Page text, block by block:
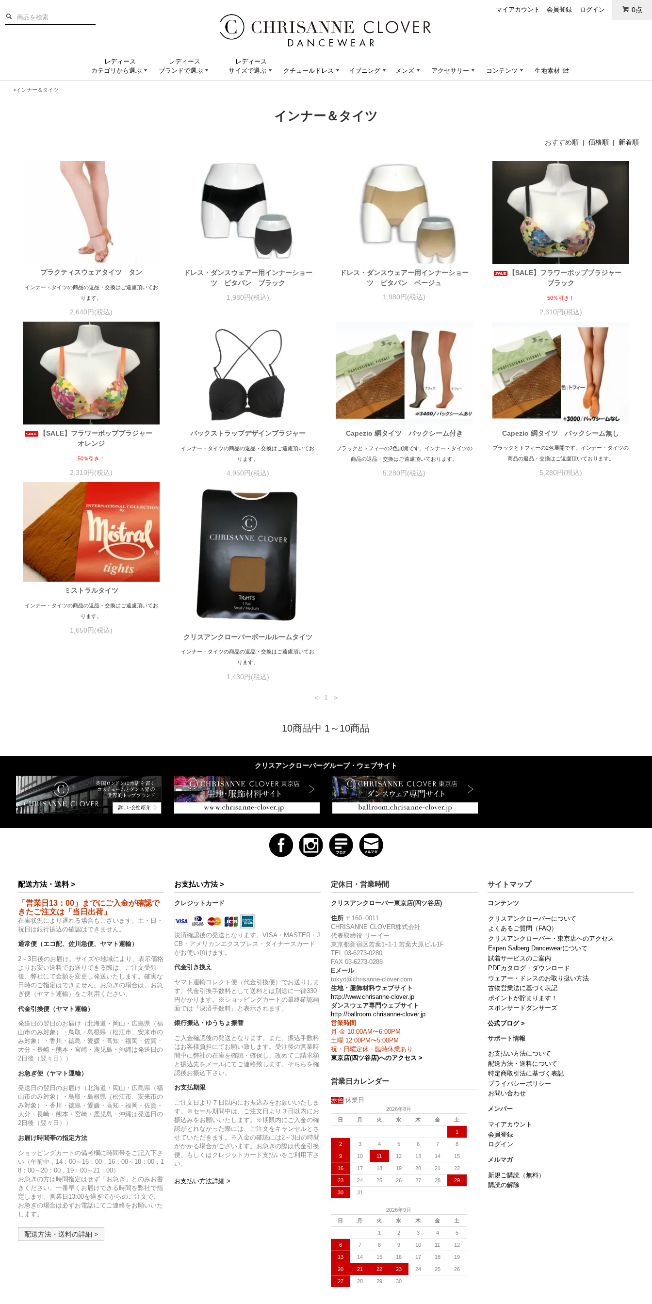
マイアカウント 会員登録 ログイン 0点
レディース
カテゴリから選ぶ
レディース
ブランドで選ぶ
レディース
サイズで選ぶ
クチュールドレス イブニング メンズ アクセサリー コンテンツ 生地素材
>インナー＆タイツ
インナー＆タイツ
おすすめ順 |価格順 | 新着順
プラクティスウェアタイツ タン
インナー・タイツの商品の返品・交換はご遠慮頂いてお
ります。
2,640円(税込)
ドレス・ダンスウェアー用インナーショー
ツ ピタパン ブラック
1,980円(税込)
ドレス・ダンスウェアー用インナーショー
ツ ピタパン ベージュ
1,980円(税込)
【SALE】フラワーポップブラジャー
ブラック
50％引き！
2,310円(税込)
【SALE】フラワーポップブラジャー
オレンジ
50％引き！
2,310円(税込)
バックストラップデザインブラジャー
インナー・タイツの商品の返品・交換はご遠慮頂いてお
ります。
4,950円(税込)
Capezio 網タイツ バックシーム付き
ブラックとトフィーの2色展開です。インナー・タイツの
商品の返品・交換はご遠慮頂いております。
5,280円(税込)
Capezio 網タイツ バックシーム無し
ブラックとトフィーの2色展開です。インナー・タイツの
商品の返品・交換はご遠慮頂いております。
5,280円(税込)
ミストラルタイツ
インナー・タイツの商品の返品・交換はご遠慮頂いてお
ります。
1,650円(税込)
クリスアンクローバーボールルームタイツ
インナー・タイツの商品の返品・交換はご遠慮頂いてお
ります。
1,430円(税込)
< 1 >
10商品中 1～10商品
クリスアンクローバーグループ・ウェブサイト
配送方法・送料 >
「営業日13：00」までにご入金が確認で
きたご注文は「当日出荷」
在庫状況により遅れる場合もございます。土・日・
祝日は銀行振込の確認はできません。
通常便（エコ配、佐川急便、ヤマト運輸）
2～3日後のお届け。サイズや地域により、表示価格
よりお安い送料でお送りできる際は、ご注文受領
後、弊社にて金額を変更し発送いたします。確実な
日時のご指定はできません。お急ぎの場合は、お急
ぎ便（ヤマト運輸）をご利用ください。
代金引換便（ヤマト運輸）
発送日の翌日のお届け（北海道・岡山・広島県（福
山市のみ対象）・鳥取・島根県（松江市、安来市の
み対象）・香川・徳島・愛媛・高知・福岡・佐賀・
大分・長崎・熊本・宮崎・鹿児島・沖縄は発送日の
2日後（翌々日））
お急ぎ便（ヤマト運輸）
発送日の翌日のお届け（北海道・岡山・広島県（福
山市のみ対象）・鳥取・島根県（松江市、安来市の
み対象）・香川・徳島・愛媛・高知・福岡・佐賀・
大分・長崎・熊本・宮崎・鹿児島・沖縄は発送日の
2日後（翌々日））
お届け時間帯の指定方法
ショッピングカートの備考欄に時間帯をご記入下さ
い（午前中，14：00～16：00，16：00～18：00，1
8：00～20：00，19：00～21：00）
お急ぎの方は時間指定はせず「お急ぎ」とのみお書
きください。一番早くお届けできる時間を弊社で指
定します。営業日13:00を過ぎてからのご注文で、
お急ぎの場合は必ずお電話にてご連絡をお願いいた
します。
配送方法・送料の詳細 >
お支払い方法 >
クレジットカード
決済確認後の発送となります。VISA・MASTER・J
CB・アメリカンエクスプレス・ダイナースカード
がお使い頂けます。
代金引き換え
ヤマト運輸コレクト便（代金引換便）でお送りしま
す。代金引換手数料として送料とは別途に一律330
円かかります。※ショッピングカートの最終確認画
面では『決済手数料』と表示されます。
銀行振込・ゆうちょ振替
ご入金確認後の発送となります。また、振込手数料
はお客様負担にてお願い致します。受注後の営業時
間中に弊社の在庫を確認・確保し、改めてご請求額
と振込先をメールにてご連絡致します。そちらを確
認後お振込下さい。
お支払期限
ご注文日より７日以内にお振込みをお願いいたしま
す。※セール期間中は、ご注文日より３日以内にお
振込みをお願いいたします。※期限内にご入金の確
認がとれなかった際には、ご注文をキャンセルとさ
せていただきます。※入金の確認には2～3日の時間
がかかる場合がございます。お急ぎの際は代金引換
便、もしくはクレジットカード支払いをご利用下さ
い。
お支払い方法詳細 >
定休日・営業時間
クリスアンクローバー東京店(四ツ谷店)
住所〒160ｰ0011
CHRISANNE CLOVER株式会社
代表取締役 リーイー
東京都新宿区若葉1ｰ1-1 若葉大原ビル1F
TEL 03-6273-0280
FAX 03-6273-0288
Eメール
tokyo@chrisanne-clover.com
生地・服飾材料ウェブサイト
http://www.chrisanne-clover.jp
ダンスウェア専門ウェブサイト
http://ballroom.chrisanne-clover.jp
営業時間
月-金 10:00AM〜6:00PM
土曜 12:00PM〜5:00PM
祝・日曜定休・臨時休業あり
東京店(四ツ谷店)へのアクセス >
営業日カレンダー
赤色休業日
2026年8月
日
月 火 水 木 金 土
1
2 3 4 5 6 7 8
9 10 11 12 13 14 15
16 17 18 19 20 21 22
23 24 25 26 27 28 29
30 31
2026年9月
日
月 火 水 木 金 土
1 2 3 4 5
6 7 8 9 10 11 12
13 14 15 16 17 18 19
20 21 22 23 24 25 26
27 28 29 30
サイトマップ
コンテンツ
クリスアンクローバーについて
よくあるご質問（FAQ）
クリスアンクローバー・東京店へのアクセス
Espen Salberg Dancewearについて
試着サービスのご案内
PDFカタログ・ダウンロード
ウェアー・ドレスのお取り扱い方法
古物営業法に基づく表記
ポイントが貯まります！
スポンサードダンサーズ
公式ブログ >
サポート情報
お支払い方法について
配送方法・送料について
特定商取引法に基づく表記
プライバシーポリシー
お問い合わせ
メンバー
マイアカウント
会員登録
ログイン
メルマガ
新規ご購読（無料）
購読の解除